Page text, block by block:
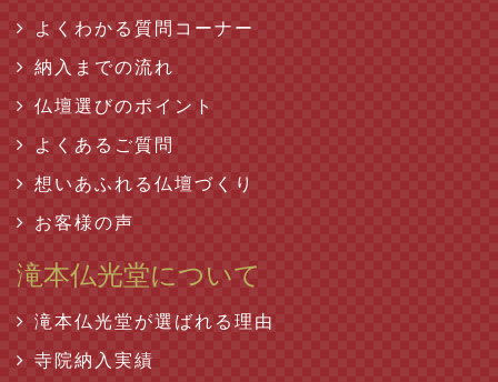
よくわかる質問コーナー
納入までの流れ
仏壇選びのポイント
よくあるご質問
想いあふれる仏壇づくり
お客様の声
滝本仏光堂について
滝本仏光堂が選ばれる理由
寺院納入実績